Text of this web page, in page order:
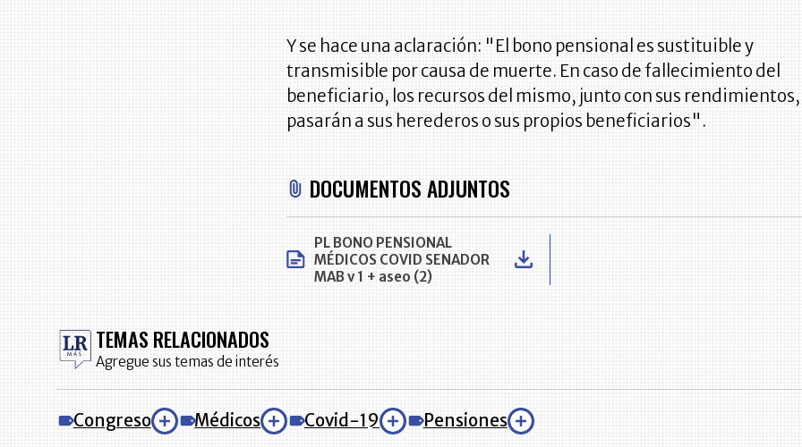
Y se hace una aclaración: "El bono pensional es sustituible y
transmisible por causa de muerte. En caso de fallecimiento del
beneficiario, los recursos del mismo, junto con sus rendimientos,
pasarán a sus herederos o sus propios beneficiarios".
DOCUMENTOS ADJUNTOS
PL BONO PENSIONAL
MÉDICOS COVID SENADOR
MAB v 1 + aseo (2)
TEMAS RELACIONADOS
Agregue sus temas de interés
Congreso Médicos Covid-19 Pensiones